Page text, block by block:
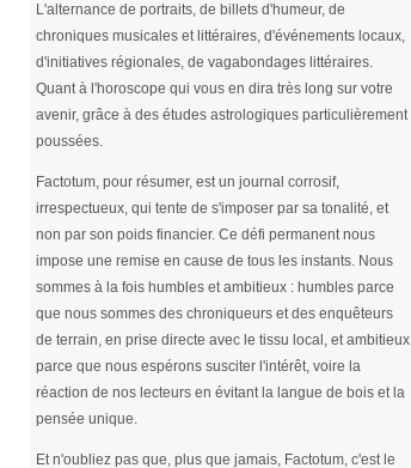
L'alternance de portraits, de billets d'humeur, de
chroniques musicales et littéraires, d'événements locaux,
d'initiatives régionales, de vagabondages littéraires.
Quant à l'horoscope qui vous en dira très long sur votre
avenir, grâce à des études astrologiques particulièrement
poussées.
Factotum, pour résumer, est un journal corrosif,
irrespectueux, qui tente de s'imposer par sa tonalité, et
non par son poids financier. Ce défi permanent nous
impose une remise en cause de tous les instants. Nous
sommes à la fois humbles et ambitieux : humbles parce
que nous sommes des chroniqueurs et des enquêteurs
de terrain, en prise directe avec le tissu local, et ambitieux
parce que nous espérons susciter l'intérêt, voire la
réaction de nos lecteurs en évitant la langue de bois et la
pensée unique.
Et n'oubliez pas que, plus que jamais, Factotum, c'est le